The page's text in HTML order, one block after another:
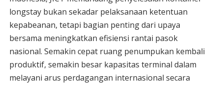
longstay bukan sekadar pelaksanaan ketentuan
kepabeanan, tetapi bagian penting dari upaya
bersama meningkatkan efisiensi rantai pasok
nasional. Semakin cepat ruang penumpukan kembali
produktif, semakin besar kapasitas terminal dalam
melayani arus perdagangan internasional secara